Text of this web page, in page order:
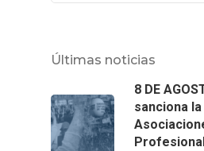
Últimas noticias
8 DE
sanciona